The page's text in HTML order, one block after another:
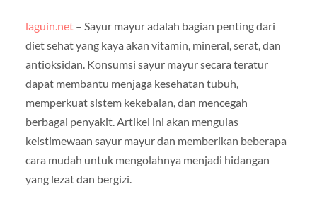
laguin.net– Sayur mayur adalah bagian penting dari
diet sehat yang kaya akan vitamin, mineral, serat, dan
antioksidan. Konsumsi sayur mayur secara teratur
dapat membantu menjaga kesehatan tubuh,
memperkuat sistem kekebalan, dan mencegah
berbagai penyakit. Artikel ini akan mengulas
keistimewaan sayur mayur dan memberikan beberapa
cara mudah untuk mengolahnya menjadi hidangan
yang lezat dan bergizi.